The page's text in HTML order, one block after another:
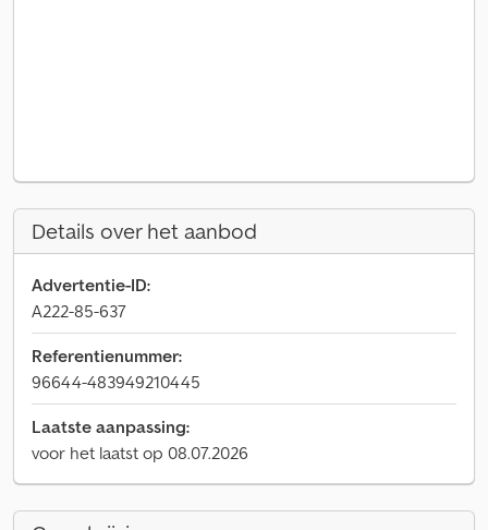
Details over het aanbod
Advertentie-ID:
A222-85-637
Referentienummer:
96644-483949210445
Laatste aanpassing:
voor het laatst op 08.07.2026